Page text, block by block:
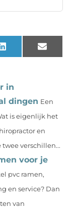
LinkedIn Email
in
dingen Een
is eigenlijk het
en
verschillen...
voor je
pvc ramen,
en service? Dan
van